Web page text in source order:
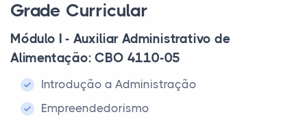
Grade Curricular
Módulo I - Auxiliar Administrativo de
Alimentação: CBO 4110-05
Introdução a Administração
Empreendedorismo